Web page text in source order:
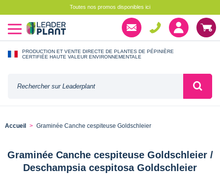
Toutes nos promos disponibles ici
PRODUCTION ET VENTE DIRECTE DE PLANTES DE PÉPINIÈRE
CERTIFIÉE HAUTE VALEUR ENVIRONNEMENTALE
Accueil Graminée Canche cespiteuse Goldschleier
Graminée Canche cespiteuse Goldschleier /
Deschampsia cespitosa Goldschleier